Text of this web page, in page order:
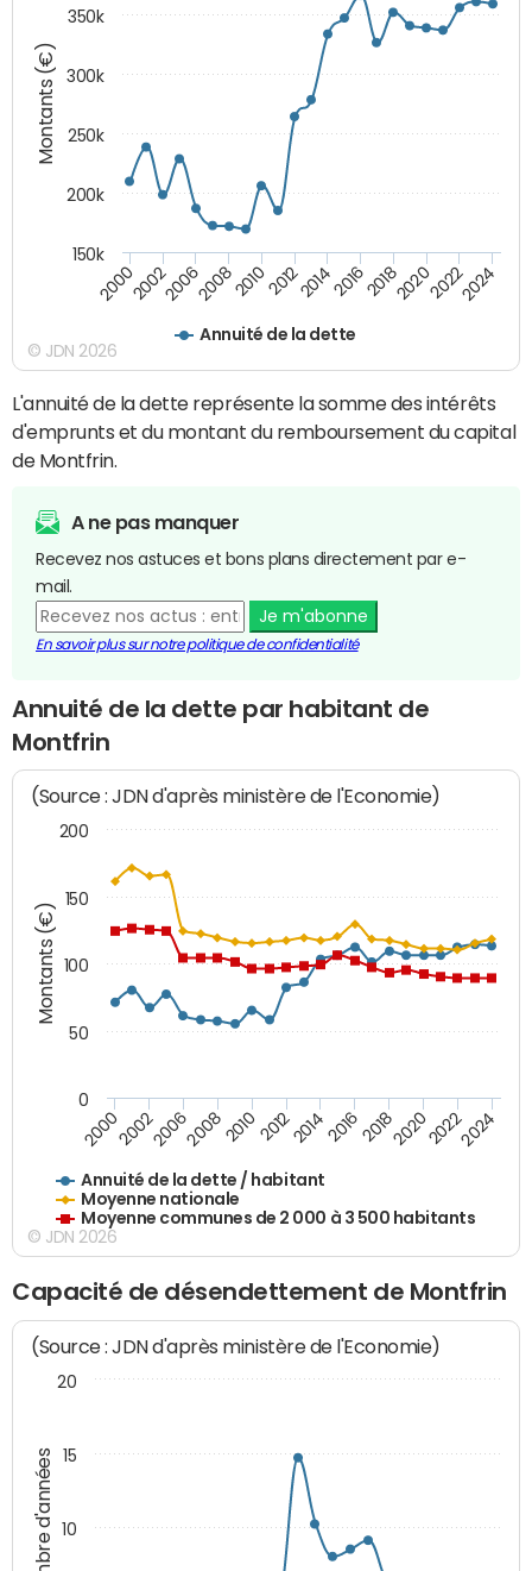
Montants (€)
Annuité de la dette
200020022006200820102012201420162018202020222024
150k
200k
250k
300k
350k
© JDN 2026
L'annuité de la dette représente la somme des intérêts
d'emprunts et du montant du remboursement du capital
de Montfrin.
A ne pas manquer
Recevez nos astuces et bons plans directement par e-
mail.
Je m'abonne
En savoir plus sur notre politique de confidentialité
Annuité de la dette par habitant de
Montfrin
Montants (€)
(Source : JDN d'après ministère de l'Economie)
Annuité de la dette / habitant
Moyenne nationale
Moyenne communes de 2 000 à 3 500 habitants
200020022006200820102012201420162018202020222024
50
100
150
200
0
© JDN 2026
Capacité de désendettement de Montfrin
Nombre d'années
(Source : JDN d'après ministère de l'Economie)
10
15
20